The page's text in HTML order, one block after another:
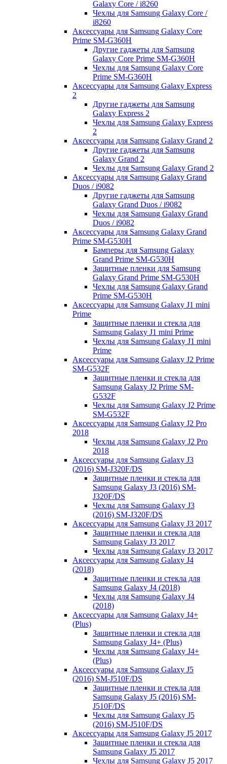
Galaxy Core / i8260
Чехлы для Samsung Galaxy Core /
i8260
Аксессуары для Samsung Galaxy Core
Prime SM-G360H
Другие гаджеты для Samsung
Galaxy Core Prime SM-G360H
Чехлы для Samsung Galaxy Core
Prime SM-G360H
Аксессуары для Samsung Galaxy Express
2
Другие гаджеты для Samsung
Galaxy Express 2
Чехлы для Samsung Galaxy Express
2
Аксессуары для Samsung Galaxy Grand 2
Другие гаджеты для Samsung
Galaxy Grand 2
Чехлы для Samsung Galaxy Grand 2
Аксессуары для Samsung Galaxy Grand
Duos / i9082
Другие гаджеты для Samsung
Galaxy Grand Duos / i9082
Чехлы для Samsung Galaxy Grand
Duos / i9082
Аксессуары для Samsung Galaxy Grand
Prime SM-G530H
Бамперы для Samsung Galaxy
Grand Prime SM-G530H
Защитные пленки для Samsung
Galaxy Grand Prime SM-G530H
Чехлы для Samsung Galaxy Grand
Prime SM-G530H
Аксессуары для Samsung Galaxy J1 mini
Prime
Защитные пленки и стекла для
Samsung Galaxy J1 mini Prime
Чехлы для Samsung Galaxy J1 mini
Prime
Аксессуары для Samsung Galaxy J2 Prime
SM-G532F
Защитные пленки и стекла для
Samsung Galaxy J2 Prime SM-
G532F
Чехлы для Samsung Galaxy J2 Prime
SM-G532F
Аксессуары для Samsung Galaxy J2 Pro
2018
Чехлы для Samsung Galaxy J2 Pro
2018
Аксессуары для Samsung Galaxy J3
(2016) SM-J320F/DS
Защитные пленки и стекла для
Samsung Galaxy J3 (2016) SM-
J320F/DS
Чехлы для Samsung Galaxy J3
(2016) SM-J320F/DS
Аксессуары для Samsung Galaxy J3 2017
Защитные пленки и стекла для
Samsung Galaxy J3 2017
Чехлы для Samsung Galaxy J3 2017
Аксессуары для Samsung Galaxy J4
(2018)
Защитные пленки и стекла для
Samsung Galaxy J4 (2018)
Чехлы для Samsung Galaxy J4
(2018)
Аксессуары для Samsung Galaxy J4+
(Plus)
Защитные пленки и стекла для
Samsung Galaxy J4+ (Plus)
Чехлы для Samsung Galaxy J4+
(Plus)
Аксессуары для Samsung Galaxy J5
(2016) SM-J510F/DS
Защитные пленки и стекла для
Samsung Galaxy J5 (2016) SM-
J510F/DS
Чехлы для Samsung Galaxy J5
(2016) SM-J510F/DS
Аксессуары для Samsung Galaxy J5 2017
Защитные пленки и стекла для
Samsung Galaxy J5 2017
Чехлы для Samsung Galaxy J5 2017